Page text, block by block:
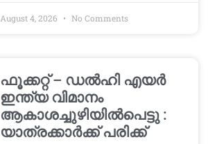
August 4, 2026 No Comments
ഫൂക്കറ്റ് – ഡൽഹി എയര്‍
ഇന്ത്യ വിമാനം
ആകാശച്ചുഴിയില്‍പെട്ടു :
യാത്രക്കാര്‍ക്ക് പരിക്ക്